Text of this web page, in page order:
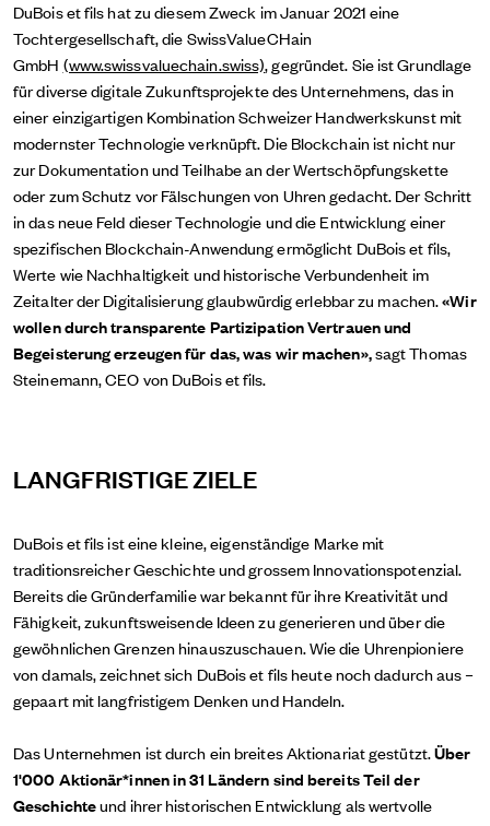
DuBois et fils hat zu diesem Zweck im Januar 2021 eine
Tochtergesellschaft, die SwissValueCHain
GmbH (www.swissvaluechain.swiss), gegründet. Sie ist Grundlage
für diverse digitale Zukunftsprojekte des Unternehmens, das in
einer einzigartigen Kombination Schweizer Handwerkskunst mit
modernster Technologie verknüpft. Die Blockchain ist nicht nur
zur Dokumentation und Teilhabe an der Wertschöpfungskette
oder zum Schutz vor Fälschungen von Uhren gedacht. Der Schritt
in das neue Feld dieser Technologie und die Entwicklung einer
spezifischen Blockchain-Anwendung ermöglicht DuBois et fils,
Werte wie Nachhaltigkeit und historische Verbundenheit im
Zeitalter der Digitalisierung glaubwürdig erlebbar zu machen.«Wir
wollen durch transparente Partizipation Vertrauen und
Begeisterung erzeugen für das, was wir machen»,sagt Thomas
Steinemann, CEO von DuBois et fils.
LANGFRISTIGE ZIELE
DuBois et fils ist eine kleine, eigenständige Marke mit
traditionsreicher Geschichte und grossem Innovationspotenzial.
Bereits die Gründerfamilie war bekannt für ihre Kreativität und
Fähigkeit, zukunftsweisende Ideen zu generieren und über die
gewöhnlichen Grenzen hinauszuschauen. Wie die Uhrenpioniere
von damals, zeichnet sich DuBois et fils heute noch dadurch aus –
gepaart mit langfristigem Denken und Handeln.
Das Unternehmen ist durch ein breites Aktionariat gestützt.Über
1'000 Aktionär*innen in 31 Ländern sind bereits Teil der
Geschichteund ihrer historischen Entwicklung als wertvolle